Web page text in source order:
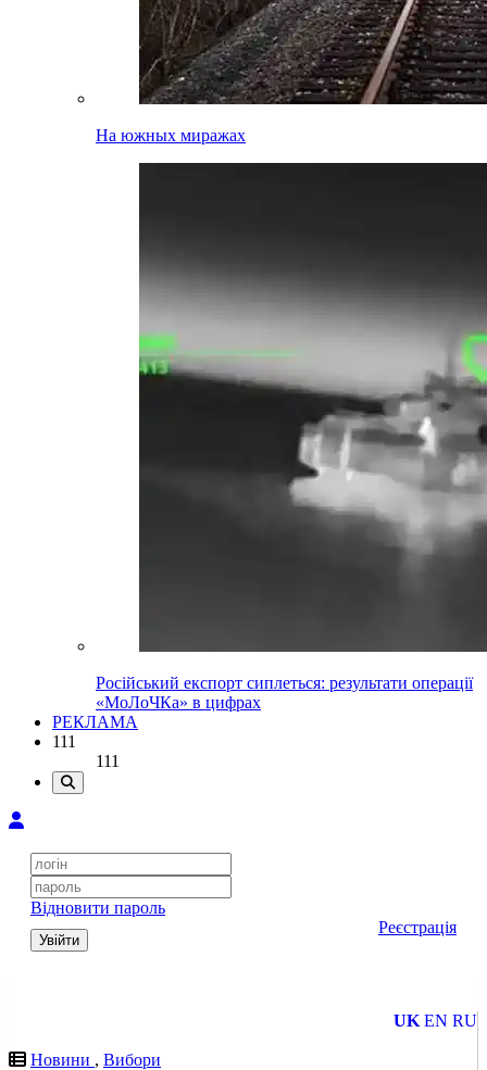
На южных миражах
Російський експорт сиплеться: результати операції
«МоЛоЧКа» в цифрах
РЕКЛАМА
111
111
Відновити пароль
Увійти
Реєстрація
UK EN RU
Новини , Вибори